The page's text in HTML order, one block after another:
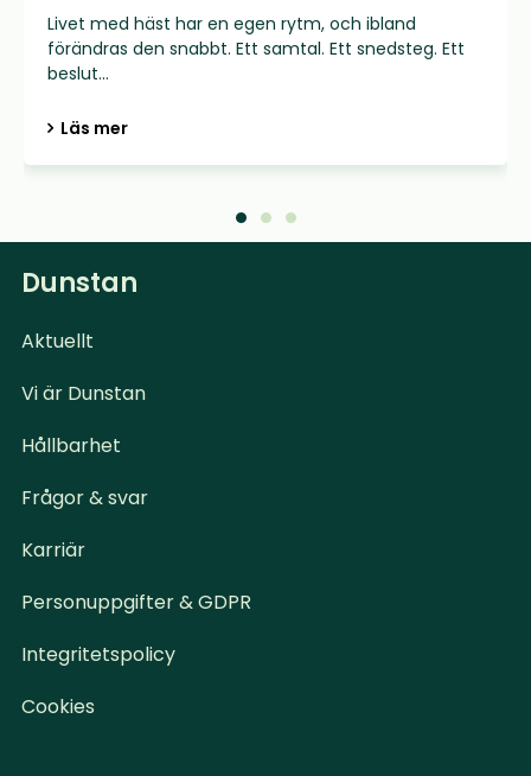
Livet med häst har en egen rytm, och ibland
förändras den snabbt. Ett samtal. Ett snedsteg. Ett
beslut...
Läs mer
Dunstan
Aktuellt
Vi är Dunstan
Hållbarhet
Frågor & svar
Karriär
Personuppgifter & GDPR
Integritetspolicy
Cookies